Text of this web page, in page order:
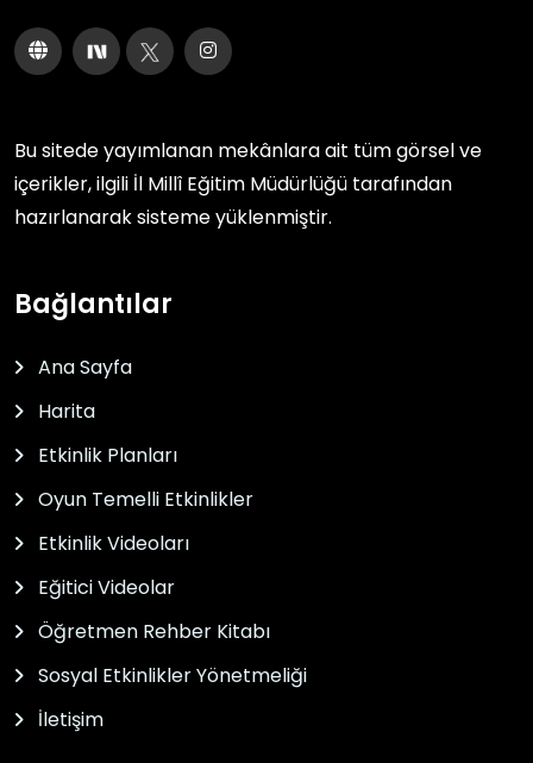
Bu sitede yayımlanan mekânlara ait tüm görsel ve
içerikler, ilgili İl Millî Eğitim Müdürlüğü tarafından
hazırlanarak sisteme yüklenmiştir.
Bağlantılar
Ana Sayfa
Harita
Etkinlik Planları
Oyun Temelli Etkinlikler
Etkinlik Videoları
Eğitici Videolar
Öğretmen Rehber Kitabı
Sosyal Etkinlikler Yönetmeliği
İletişim